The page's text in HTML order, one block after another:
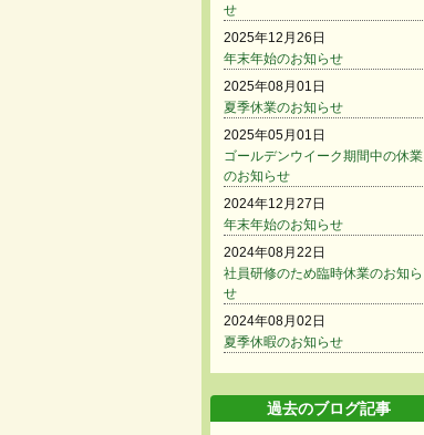
せ
2025年12月26日
年末年始のお知らせ
2025年08月01日
夏季休業のお知らせ
2025年05月01日
ゴールデンウイーク期間中の休業
のお知らせ
2024年12月27日
年末年始のお知らせ
2024年08月22日
社員研修のため臨時休業のお知ら
せ
2024年08月02日
夏季休暇のお知らせ
過去のブログ記事